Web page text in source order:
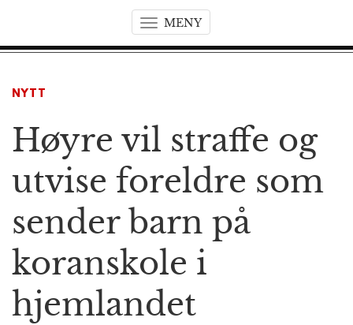
MENYT
o
a
v
i
t
i
o
NYTT
Høyre vil straffe og
utvise foreldre som
sender barn på
koranskole i
hjemlandet